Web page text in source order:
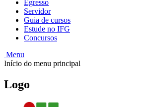
Egresso
Servidor
Guia de cursos
Estude no IFG
Concursos
Menu
Início do menu principal
Logo